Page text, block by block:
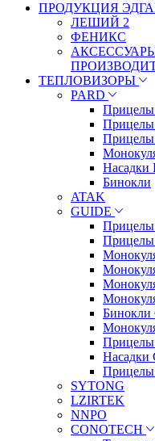
ПРОДУКЦИЯ
ЛЕШИЙ 2
ФЕНИКС
ТЕПЛОВИЗОРЫ
PARD
Прицелы
Прицелы
Насадки
Бинокли
ATAK
GUIDE
Бинокли
Насадки
Прицелы
SYTONG
LZIRTEK
NNPO
CONOTECH